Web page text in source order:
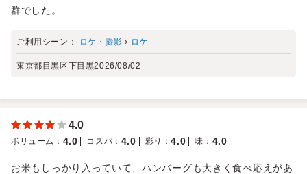
群でした。
ご利用シーン： ロケ・撮影 › ロケ
東京都目黒区下目黒2026/08/02
4.0
ボリューム ： 4.0 コスパ ： 4.0 彩り ：4.0 味 ： 4.0
お米もしっかり入っていて、ハンバーグも大きく食べ応えがあ